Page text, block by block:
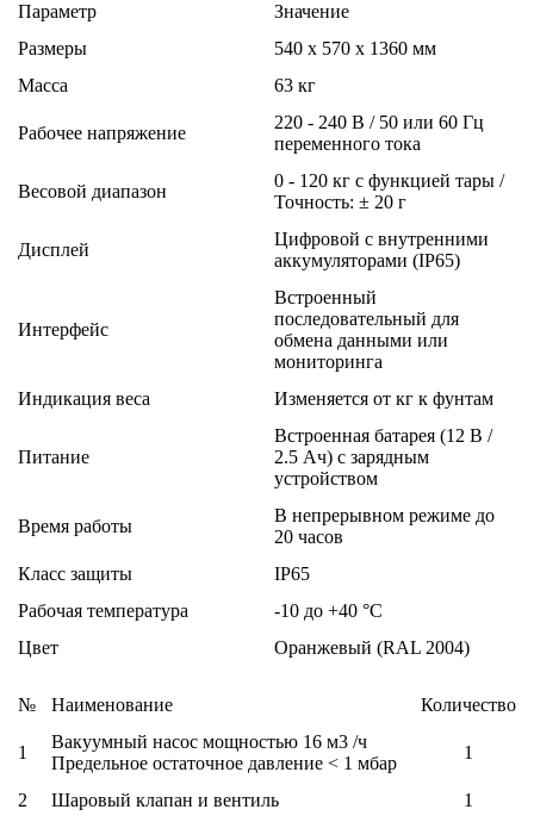
Параметр
Значение
Размеры
540 х 570 х 1360 мм
Масса
63 кг
Рабочее напряжение
220 - 240 В / 50 или 60 Гц
переменного тока
Весовой диапазон
0 - 120 кг с функцией тары /
Точность: ± 20 г
Дисплей
Цифровой с внутренними
аккумуляторами (IP65)
Интерфейс
Встроенный
последовательный для
обмена данными или
мониторинга
Индикация веса
Изменяется от кг к фунтам
Питание
Встроенная батарея (12 В /
2.5 Ач) с зарядным
устройством
Время работы
В непрерывном режиме до
20 часов
Класс защиты
IP65
Рабочая температура
-10 до +40 °C
Цвет
Оранжевый (RAL 2004)
№ Наименование Количество
1
Вакуумный насос мощностью 16 м3 /ч
Предельное остаточное давление < 1 мбар
1
2 Шаровый клапан и вентиль
1